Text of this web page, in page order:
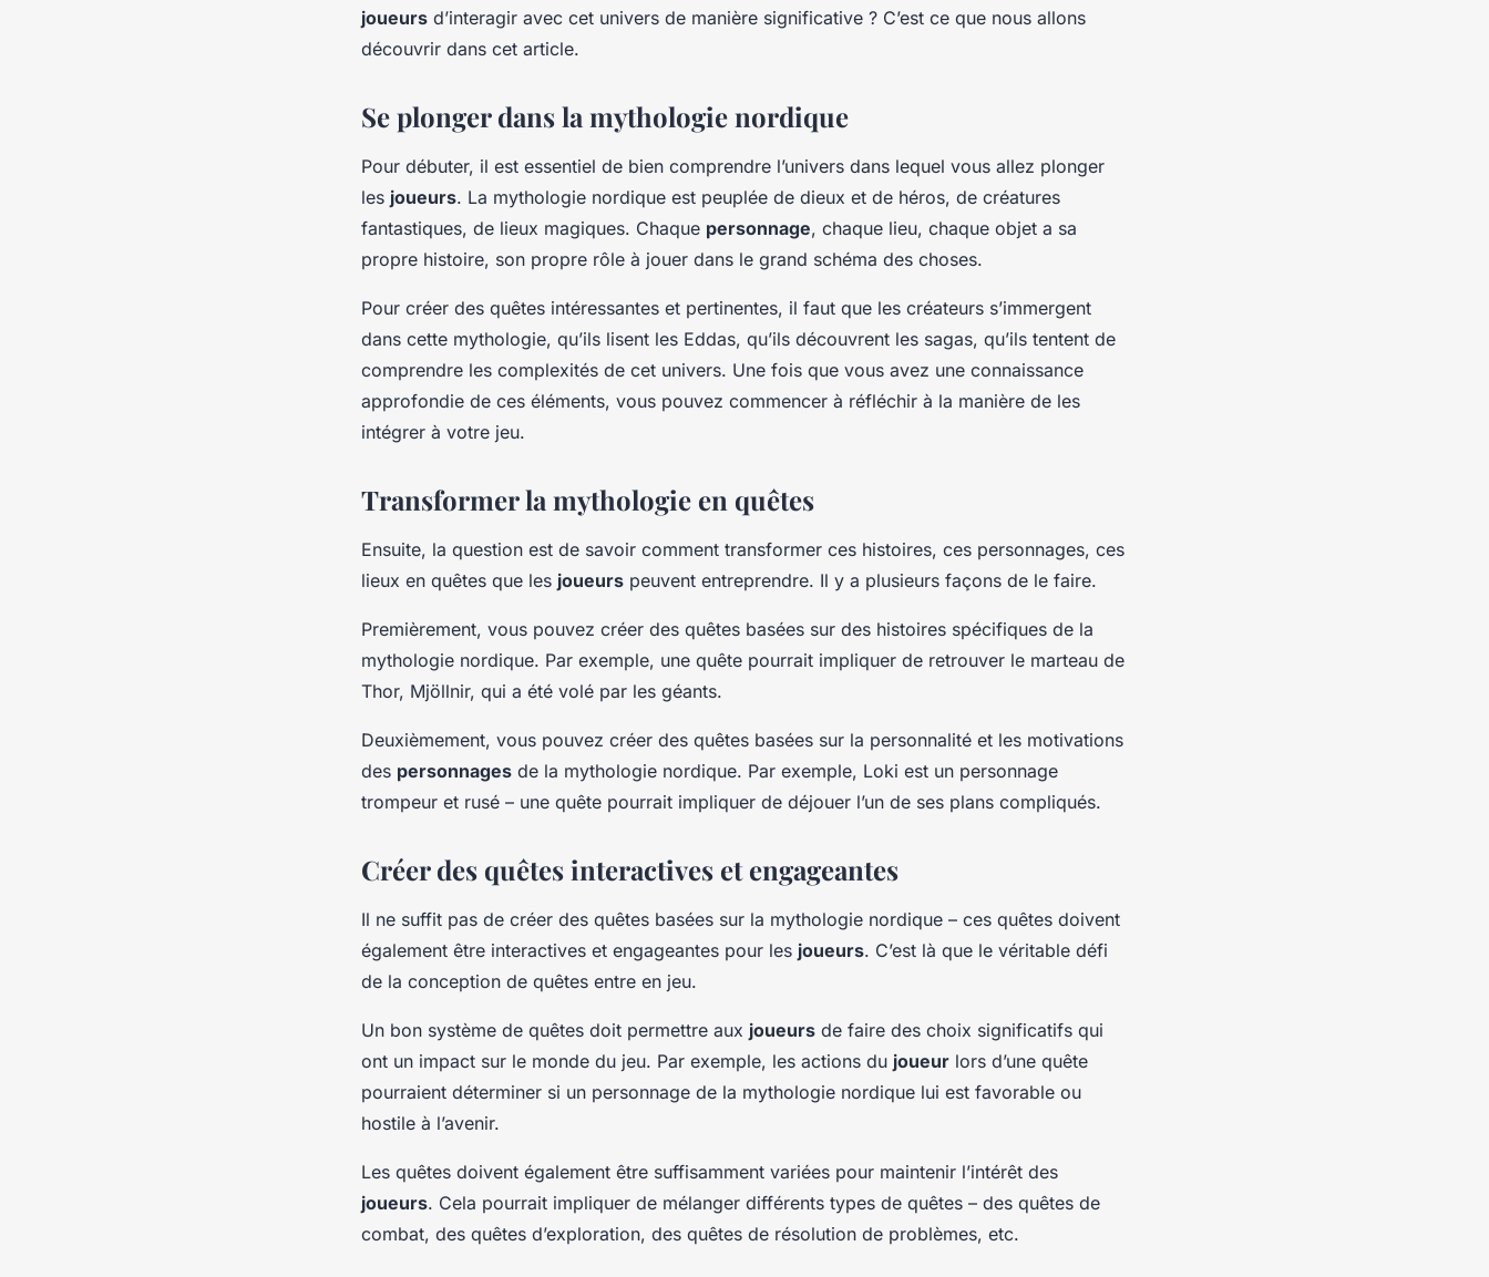
joueurs d’interagir avec cet univers de manière significative ? C’est ce que nous allons
découvrir dans cet article.
Se plonger dans la mythologie nordique
Pour débuter, il est essentiel de bien comprendre l’univers dans lequel vous allez plonger
les joueurs. La mythologie nordique est peuplée de dieux et de héros, de créatures
fantastiques, de lieux magiques. Chaque personnage, chaque lieu, chaque objet a sa
propre histoire, son propre rôle à jouer dans le grand schéma des choses.
Pour créer des quêtes intéressantes et pertinentes, il faut que les créateurs s’immergent
dans cette mythologie, qu’ils lisent les Eddas, qu’ils découvrent les sagas, qu’ils tentent de
comprendre les complexités de cet univers. Une fois que vous avez une connaissance
approfondie de ces éléments, vous pouvez commencer à réfléchir à la manière de les
intégrer à votre jeu.
Transformer la mythologie en quêtes
Ensuite, la question est de savoir comment transformer ces histoires, ces personnages, ces
lieux en quêtes que les joueurs peuvent entreprendre. Il y a plusieurs façons de le faire.
Premièrement, vous pouvez créer des quêtes basées sur des histoires spécifiques de la
mythologie nordique. Par exemple, une quête pourrait impliquer de retrouver le marteau de
Thor, Mjöllnir, qui a été volé par les géants.
Deuxièmement, vous pouvez créer des quêtes basées sur la personnalité et les motivations
des personnages de la mythologie nordique. Par exemple, Loki est un personnage
trompeur et rusé – une quête pourrait impliquer de déjouer l’un de ses plans compliqués.
Créer des quêtes interactives et engageantes
Il ne suffit pas de créer des quêtes basées sur la mythologie nordique – ces quêtes doivent
également être interactives et engageantes pour les joueurs. C’est là que le véritable défi
de la conception de quêtes entre en jeu.
Un bon système de quêtes doit permettre aux joueurs de faire des choix significatifs qui
ont un impact sur le monde du jeu. Par exemple, les actions du joueur lors d’une quête
pourraient déterminer si un personnage de la mythologie nordique lui est favorable ou
hostile à l’avenir.
Les quêtes doivent également être suffisamment variées pour maintenir l’intérêt des
joueurs. Cela pourrait impliquer de mélanger différents types de quêtes – des quêtes de
combat, des quêtes d’exploration, des quêtes de résolution de problèmes, etc.